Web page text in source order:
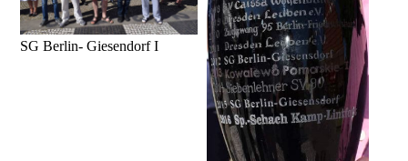
SG Berlin- Giesendorf I